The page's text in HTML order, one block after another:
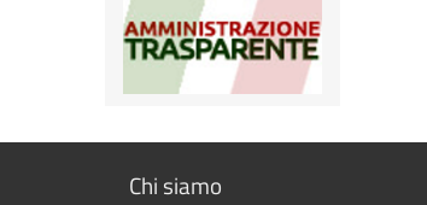
Mostra
Chi siamo